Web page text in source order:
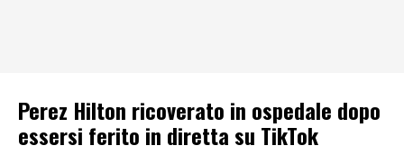
Perez Hilton ricoverato in ospedale dopo
essersi ferito in diretta su TikTok